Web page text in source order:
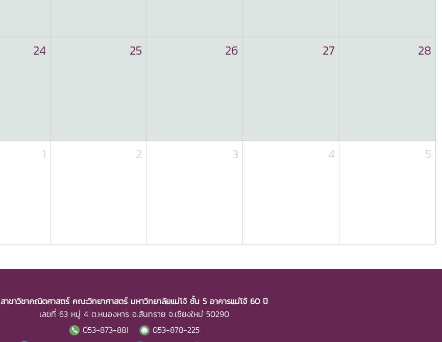
24 25 26 27 28
1 2 3 4 5
สาขาวิชาคณิตศาสตร์ คณะวิทยาศาสตร์ มหาวิทยาลัยแม่โจ้ ชั้น 5 อาคารแม่โจ้ 60 ปี
เลขที่ 63 หมู่ 4 ต.หนองหาร อ.สันทราย จ.เชียงใหม่ 50290
053-873-881
053-878-225